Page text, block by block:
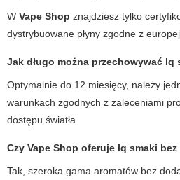
W Vape Shop znajdziesz tylko
dystrybuowane płyny zgodne z
Jak długo można przechowywać lq
Optymalnie do 12 miesięcy, należy
warunkach zgodnych z zaleceniami
dostępu światła.
Czy Vape Shop oferuje lq smaki
Tak, szeroka gama aromatów bez